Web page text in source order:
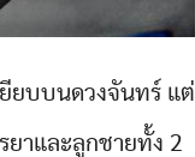
ยียบบนดวงจันทร์ แต่
ยาและลูกชายทั้ง 2